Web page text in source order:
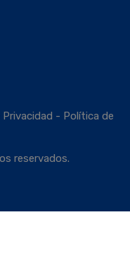
- Política de
reservados.